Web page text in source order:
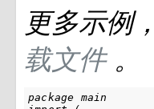
更多示例
载文件 。
package main